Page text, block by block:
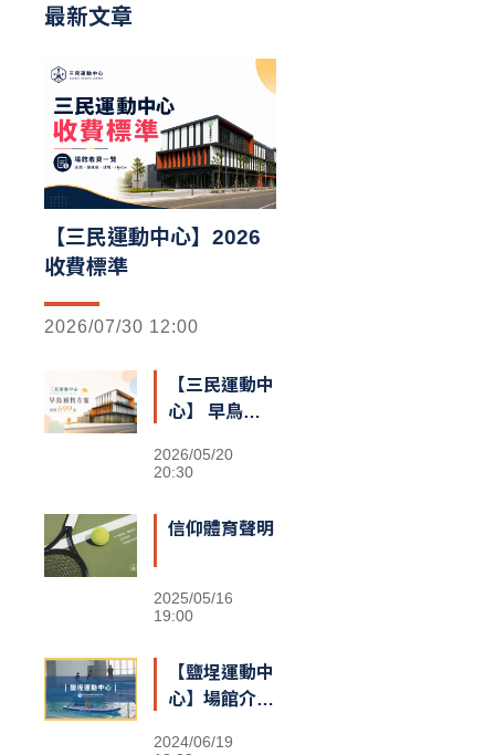
最新文章
【三民運動中心】2026
收費標準
2026/07/30 12:00
【三民運動中
心】 早鳥預
2026/05/20
20:30
信仰體育聲明
2025/05/16
19:00
【鹽埕運動中
心】場館介紹
2024/06/19